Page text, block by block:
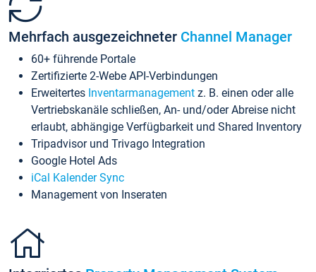
Mehrfach ausgezeichneter Channel Manager
60+ führende Portale
Zertifizierte 2-Webe API-Verbindungen
Erweitertes Inventarmanagement z. B. einen oder alle
Vertriebskanäle schließen, An- und/oder Abreise nicht
erlaubt, abhängige Verfügbarkeit und Shared Inventory
Tripadvisor und Trivago Integration
Google Hotel Ads
iCal Kalender Sync
Management von Inseraten